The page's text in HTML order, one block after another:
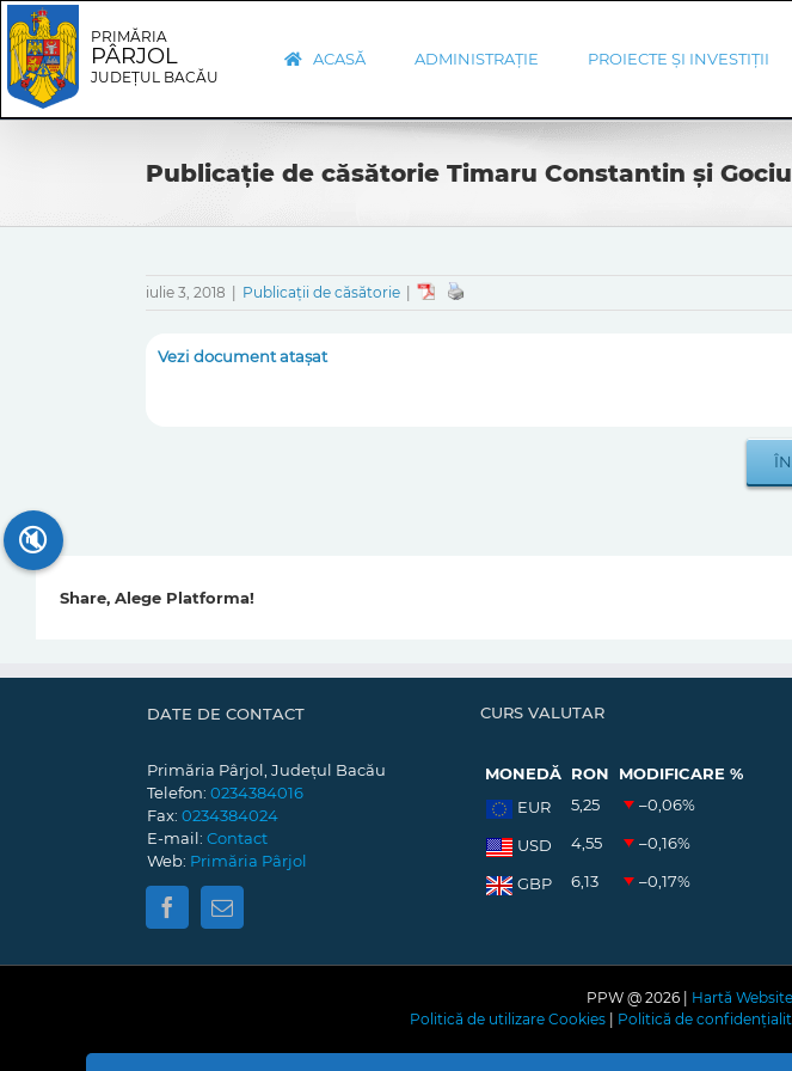
Skip
to
content
Skip
Navigation
PRIMĂRIA
PÂRJOL
JUDEȚUL BACĂU
ACASĂ ADMINISTRAȚIE PROIECTE ȘI INVESTIȚII
Publicație de căsătorie Timaru Constantin și Gociu
iulie 3, 2018 Publicații de căsătorie
Vezi document atașat
Share, Alege Platforma!
DATE DE CONTACT
Primăria Pârjol, Județul Bacău
Telefon: 0234384016
Fax: 0234384024
E-mail: Contact
Web: Primăria Pârjol
CURS VALUTAR
MONEDĂ RON
MODIFICARE %
EUR
5,25 –0,06%
USD 4,55 –0,16%
GBP 6,13 –0,17%
PPW @ 2026 | Hartă Website
Politică de utilizare Cookies
Politică de
🔇